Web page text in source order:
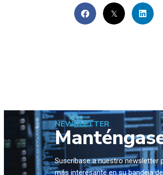
NEWSLETTER
Suscríbase a nuestro newsletter
más interesante en su bandeja